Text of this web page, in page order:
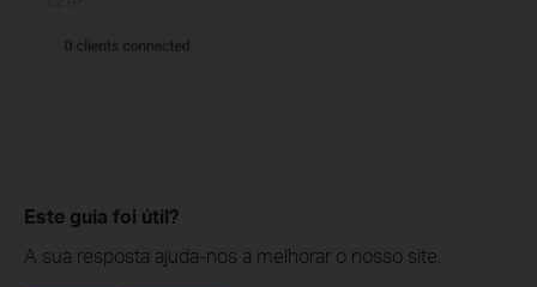
Este guia foi útil?
A sua resposta ajuda-nos a melhorar o nosso site.